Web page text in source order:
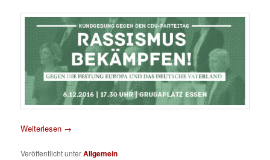
Weiterlesen →
Veröffentlicht unterAllgemein